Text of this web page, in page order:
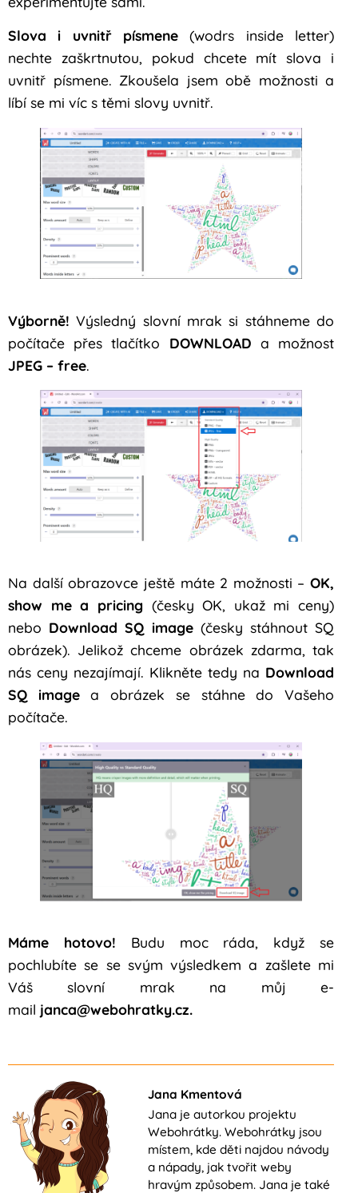
Slova i uvnitř písmene(wodrs inside letter)
nechte zaškrtnutou, pokud chcete mít slova i
uvnitř písmene. Zkoušela jsem obě možnosti a
líbí se mi víc s těmi slovy uvnitř.
Výborně!Výsledný slovní mrak si stáhneme do
počítače přes tlačítko DOWNLOAD a možnost
JPEG – free.
Na další obrazovce ještě máte 2 možnosti – OK,
show me a pricing (česky OK, ukaž mi ceny)
nebo Download SQ image(česky stáhnout SQ
obrázek). Jelikož chceme obrázek zdarma, tak
nás ceny nezajímají. Klikněte tedy na Download
SQ imagea obrázek se stáhne do Vašeho
počítače.
Máme hotovo! Budu moc ráda, když se
pochlubíte se se svým výsledkem a zašlete mi
Váš slovní mrak na můj e-
mail janca@webohratky.cz.
Jana Kmentová
Jana je autorkou projektu
Webohrátky. Webohrátky jsou
místem, kde děti najdou návody
a nápady, jak tvořit weby
hravým způsobem. Jana je také